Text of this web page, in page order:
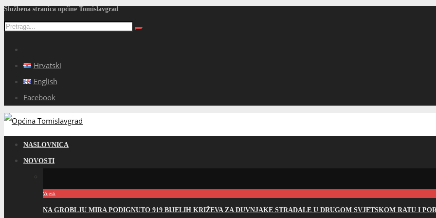
Službena stranica općine Tomislavgrad
Hrvatski
English
Facebook
NASLOVNICA
NOVOSTI
Vijesti
NA GROBLJU MIRA PODIGNUTO 919 BIJELIH KRIŽEVA ZA DUVNJAKE STRADALE U DRUGOM SVJETSKOM RATU I